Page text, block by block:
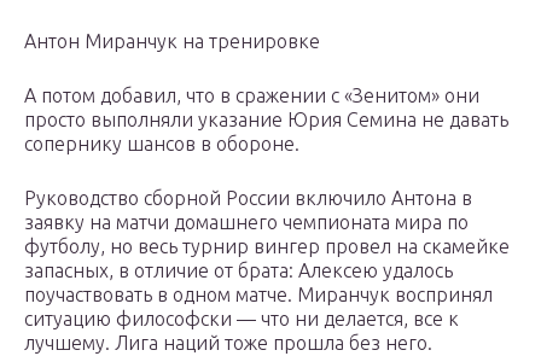
Антон Миранчук на тренировке
А потом добавил, что в сражении с «Зенитом» они
просто выполняли указание Юрия Семина не давать
сопернику шансов в обороне.
Руководство сборной России включило Антона в
заявку на матчи домашнего чемпионата мира по
футболу, но весь турнир вингер провел на скамейке
запасных, в отличие от брата: Алексею удалось
поучаствовать в одном матче. Миранчук воспринял
ситуацию философски — что ни делается, все к
лучшему. Лига наций тоже прошла без него.